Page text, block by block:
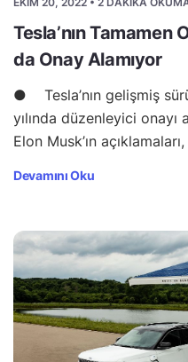
Tesla’nın Tamamen
da Onay Alamıyor
● Tesla’nın gelişmiş
yılında düzenleyici onayı
Elon Musk’ın
Devamını Oku